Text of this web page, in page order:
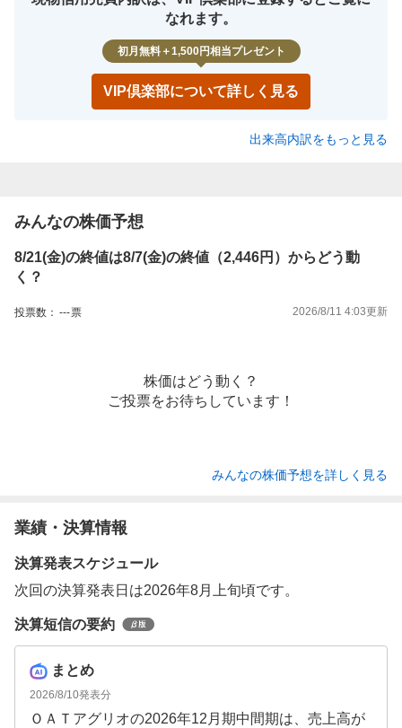
なれます。
初月無料＋1,500円相当プレゼント
VIP倶楽部について詳しく見る
出来高内訳をもっと見る
みんなの株価予想
8/21(金)の終値は8/7(金)の終値（2,446円）からどう動
く？
投票数： ---票 2026/8/11 4:03更新
株価はどう動く？
ご投票をお待ちしています！
みんなの株価予想を詳しく見る
業績・決算情報
決算発表スケジュール
次回の決算発表日は2026年8月上旬頃です。
決算短信の要約
まとめ
2026/8/10発表分
ＯＡＴアグリオの2026年12月期中間期は、売上高が